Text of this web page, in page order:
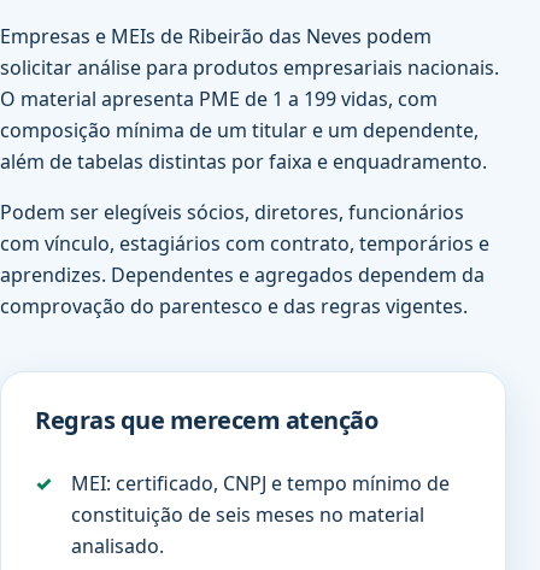
Empresas e MEIs de Ribeirão das Neves podem
solicitar análise para produtos empresariais nacionais.
O material apresenta PME de 1 a 199 vidas, com
composição mínima de um titular e um dependente,
além de tabelas distintas por faixa e enquadramento.
Podem ser elegíveis sócios, diretores, funcionários
com vínculo, estagiários com contrato, temporários e
aprendizes. Dependentes e agregados dependem da
comprovação do parentesco e das regras vigentes.
Regras que merecem atenção
MEI: certificado, CNPJ e tempo mínimo de
constituição de seis meses no material
analisado.